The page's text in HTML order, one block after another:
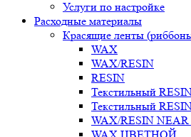
Услуги по настройке
Расходные материалы
Красящие ленты
WAX
WAX/RESIN
RESIN
Текстильный
Текстильный
WAX/RESIN NEAR